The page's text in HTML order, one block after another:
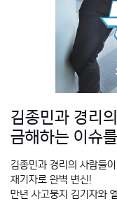
김종민과 경리
금해하는 이슈
김종민과 경리의 사람들
재기자로 완벽 변신!
만년 사고뭉치 김기자와